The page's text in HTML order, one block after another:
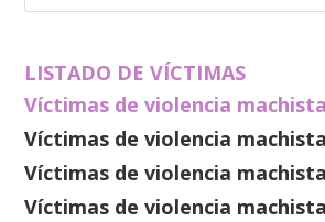
LISTADO DE VÍCTIMAS
Víctimas de violencia
Víctimas de violencia
Víctimas de violencia
Víctimas de violencia